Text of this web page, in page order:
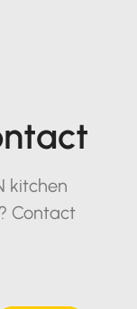
kitchen
Contact